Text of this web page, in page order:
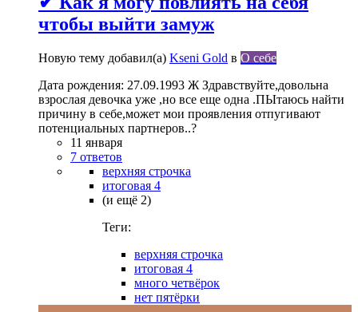
чтобы выйти замуж
Новую тему добавил(а) Kseni Gold в О себе
Дата рождения: 27.09.1993 Ж Здравствуйте,довольна
взрослая девочка уже ,но все еще одна .ПЫтаюсь найти
причину в себе,может мои проявления отпугивают
потенциальных партнеров..?
11 января
7 ответов
верхняя строчка
итоговая 4
(и ещё 2)
Теги:
верхняя строчка
итоговая 4
много четвёрок
нет пятёрки